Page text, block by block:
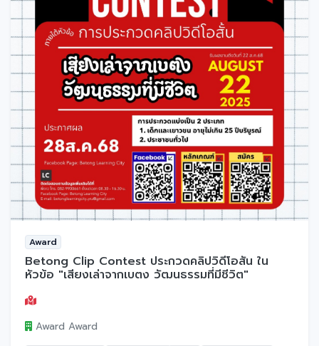
Award
Betong Clip Contest ประกวดคลิปวิดีโอสั้น ใน
หัวข้อ "เสียงเล่าจากเบตง วัฒนธรรมที่มีชีวิต"
Award Award